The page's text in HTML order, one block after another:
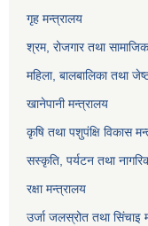
गृह मन्त्रालय
श्रम, रोजगार तथा
महिला, बालबालिका तथा
खानेपानी मन्त्रालय
कृषि तथा पशुपंक्षि विकास
सस्कृति, पर्यटन तथा
रक्षा मन्त्रालय
उर्जा जलस्रोत तथा सिंचाइ